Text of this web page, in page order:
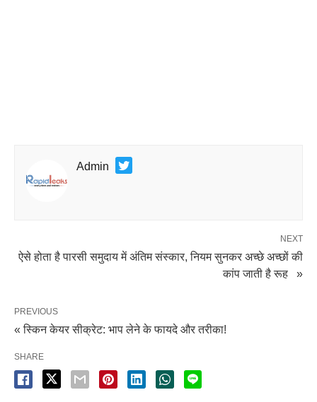
Admin
NEXT
ऐसे होता है पारसी समुदाय में अंतिम संस्कार, नियम सुनकर अच्छे अच्छों की
कांप जाती है रूह »
PREVIOUS
« स्किन केयर सीक्रेट: भाप लेने के फायदे और तरीका!
SHARE